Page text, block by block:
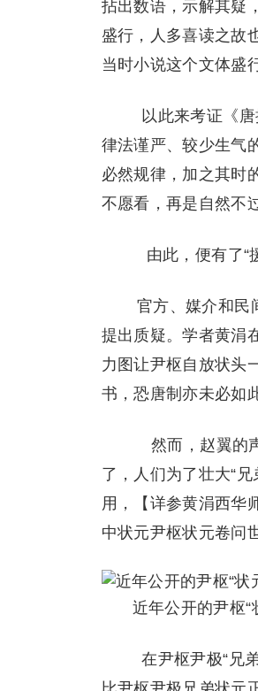
拈出数语，示解其疑
盛行，人多喜读之故
当时小说这个文体盛
以此来考证《
律法谨严、较少生气
必然规律，加之其时
不愿看，再是自然不
由此，便有了“
官方、媒介和民
提出质疑。学者黄涓
力图让尹枢自放状头
书，恐唐制亦未必如
然而，赵翼的
了，人们为了壮大“
用，【详参黄涓西华
中状元尹枢状元卷问
近年公开的尹枢“
在尹枢尹极“兄